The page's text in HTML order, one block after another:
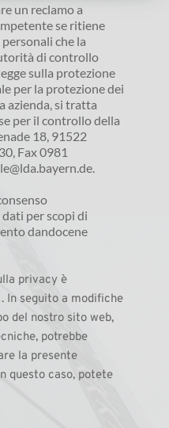
un reclamo a
se ritiene
che la
di controllo
sulla protezione
per la protezione dei
azienda, si tratta
per il controllo della
18, 91522
Fax 0981
per scopi di
dandocene
privacy è
In seguito a modifiche
del nostro sito web,
potrebbe
la presente
questo caso, potete